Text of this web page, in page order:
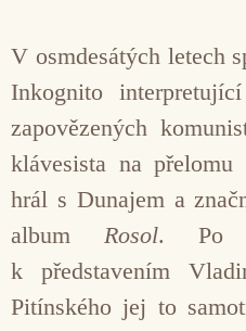
V osmdesátých letech
Inkognito
zapovězených
klávesista na
hrál s Dunajem a
album Rosol. Po
k představením
Pitínského jej to